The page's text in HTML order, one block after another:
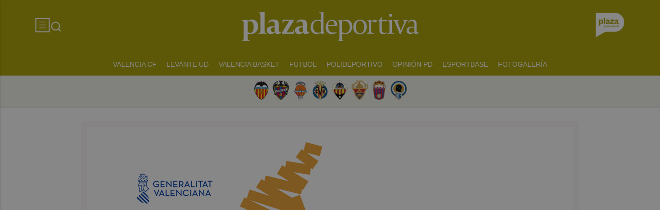
VALENCIA CF LEVANTE UD VALENCIA BASKET FUTBOL POLIDEPORTIVO OPINIÓN PD ESPORTBASE FOTOGALERÍA